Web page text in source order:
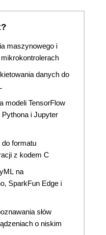
maszynowego i
mikrokontrolerach
danych do
modeli TensorFlow
i Jupyter
do formatu
z kodem C
na
SparkFun Edge i
słów
o niskim